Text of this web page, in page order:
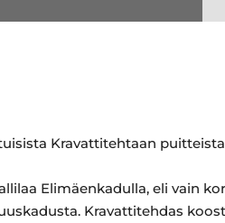
Kravattitehtaan
Elimäenkadulla, eli vain
Kravattitehdas